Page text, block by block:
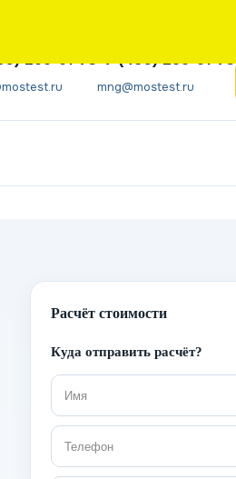
266-61-73+7 (495) 266-61-73
mng@mostest.ru
Расчёт стоимости
Куда отправить расчёт?